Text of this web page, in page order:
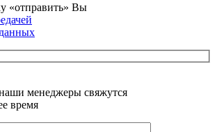
«отправить» Вы
менеджеры свяжутся
время